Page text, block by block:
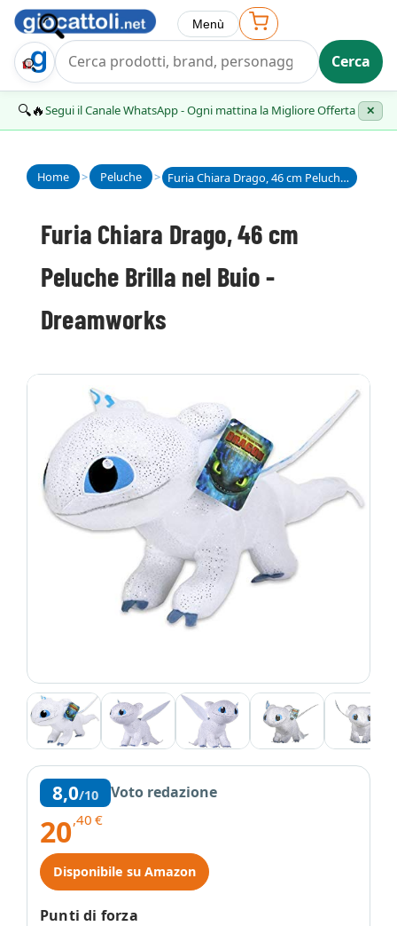
Trova Regalo Cerca
Menù
🔍🔥Segui il Canale WhatsApp - Ogni mattina la Migliore Offerta ✕
Home > Peluche > Furia Chiara Drago, 46 cm Peluche Brilla nel Buio - Dreamworks
Furia Chiara Drago, 46 cm
Peluche Brilla nel Buio -
Dreamworks
8,0/10 Voto redazione
20,40 €
Disponibile su Amazon
Punti di forza